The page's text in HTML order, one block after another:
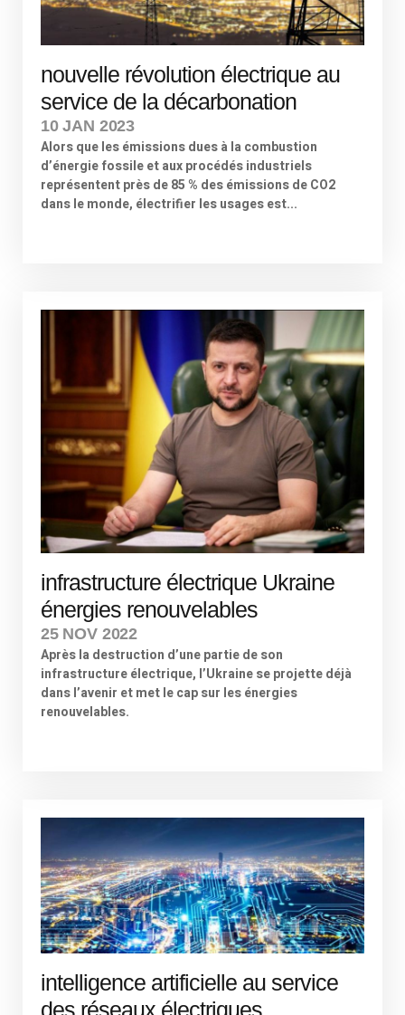
nouvelle révolution électrique au
service de la décarbonation
10 JAN 2023
Alors que les émissions dues à la combustion
d’énergie fossile et aux procédés industriels
représentent près de 85 % des émissions de CO2
dans le monde, électrifier les usages est...
infrastructure électrique Ukraine
énergies renouvelables
25 NOV 2022
Après la destruction d’une partie de son
infrastructure électrique, l’Ukraine se projette déjà
dans l’avenir et met le cap sur les énergies
renouvelables.
intelligence artificielle au service
des réseaux électriques